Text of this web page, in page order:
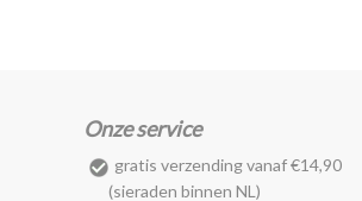
Onze service
gratis verzending vanaf €14,90
(sieraden binnen NL)